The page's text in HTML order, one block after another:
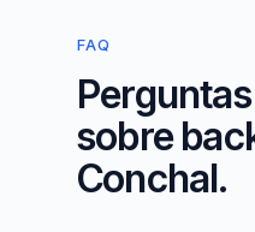
FAQ
sobre
Conchal.